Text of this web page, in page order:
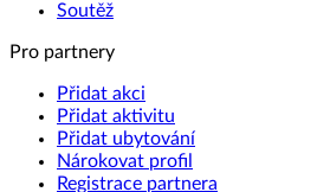
Soutěž
Pro partnery
Přidat akci
Přidat aktivitu
Přidat ubytování
Nárokovat profil
Registrace partnera